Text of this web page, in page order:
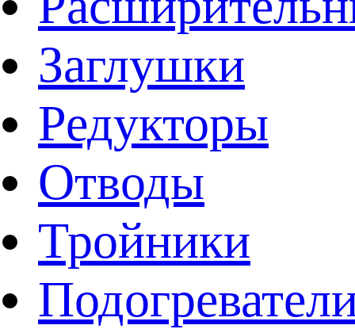
Заглушки
Редукторы
Отводы
Тройники